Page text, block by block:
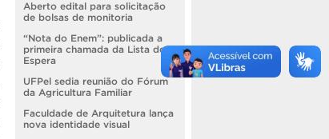
Aberto edital para solicitação
de bolsas de monitoria
“Nota do Enem”: publicada a
primeira chamada da Lista de
Espera
UFPel sedia reunião do Fórum
da Agricultura Familiar
Faculdade de Arquitetura lança
nova identidade visual